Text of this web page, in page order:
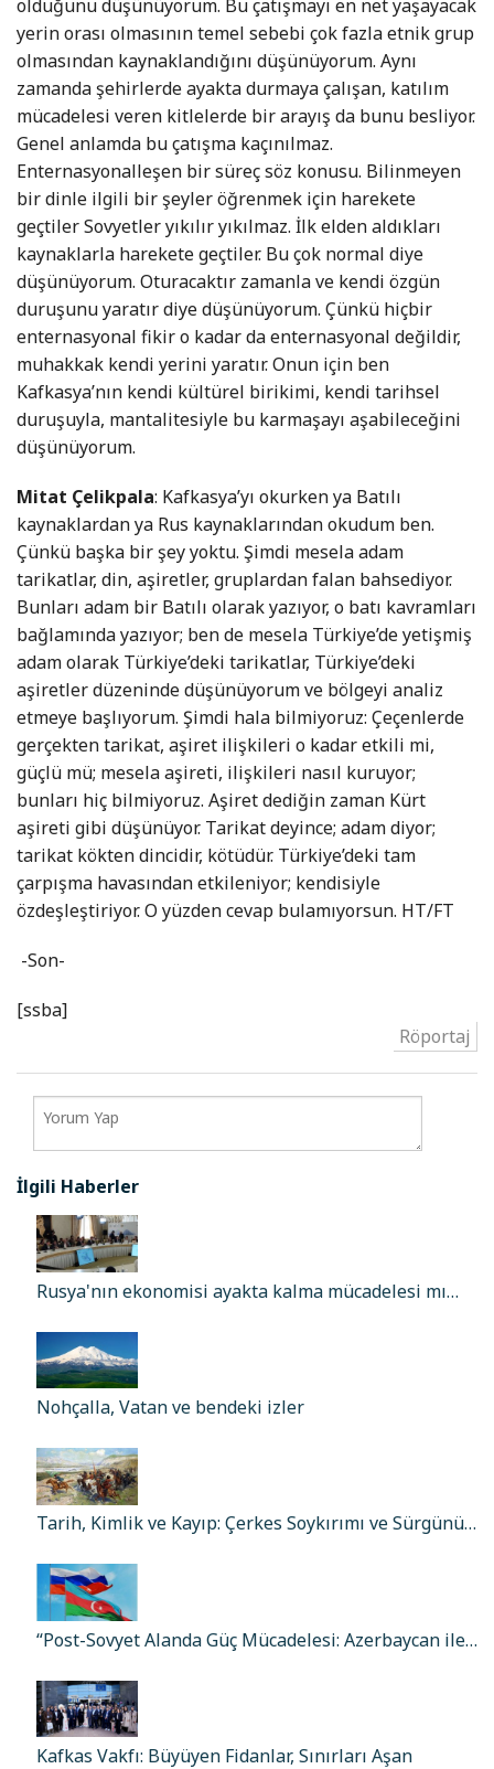
olduğunu düşünüyorum. Bu çatışmayı en net yaşayacak
yerin orası olmasının temel sebebi çok fazla etnik grup
olmasından kaynaklandığını düşünüyorum. Aynı
zamanda şehirlerde ayakta durmaya çalışan, katılım
mücadelesi veren kitlelerde bir arayış da bunu besliyor.
Genel anlamda bu çatışma kaçınılmaz.
Enternasyonalleşen bir süreç söz konusu. Bilinmeyen
bir dinle ilgili bir şeyler öğrenmek için harekete
geçtiler Sovyetler yıkılır yıkılmaz. İlk elden aldıkları
kaynaklarla harekete geçtiler. Bu çok normal diye
düşünüyorum. Oturacaktır zamanla ve kendi özgün
duruşunu yaratır diye düşünüyorum. Çünkü hiçbir
enternasyonal fikir o kadar da enternasyonal değildir,
muhakkak kendi yerini yaratır. Onun için ben
Kafkasya’nın kendi kültürel birikimi, kendi tarihsel
duruşuyla, mantalitesiyle bu karmaşayı aşabileceğini
düşünüyorum.
Mitat Çelikpala: Kafkasya’yı okurken ya Batılı
kaynaklardan ya Rus kaynaklarından okudum ben.
Çünkü başka bir şey yoktu. Şimdi mesela adam
tarikatlar, din, aşiretler, gruplardan falan bahsediyor.
Bunları adam bir Batılı olarak yazıyor, o batı kavramları
bağlamında yazıyor; ben de mesela Türkiye’de yetişmiş
adam olarak Türkiye’deki tarikatlar, Türkiye’deki
aşiretler düzeninde düşünüyorum ve bölgeyi analiz
etmeye başlıyorum. Şimdi hala bilmiyoruz: Çeçenlerde
gerçekten tarikat, aşiret ilişkileri o kadar etkili mi,
güçlü mü; mesela aşireti, ilişkileri nasıl kuruyor;
bunları hiç bilmiyoruz. Aşiret dediğin zaman Kürt
aşireti gibi düşünüyor. Tarikat deyince; adam diyor;
tarikat kökten dincidir, kötüdür. Türkiye’deki tam
çarpışma havasından etkileniyor; kendisiyle
özdeşleştiriyor. O yüzden cevap bulamıyorsun. HT/FT
-Son-
[ssba]
Röportaj
İlgili Haberler
Rusya'nın ekonomisi ayakta kalma mücadelesi mı…
Nohçalla, Vatan ve bendeki izler
Tarih, Kimlik ve Kayıp: Çerkes Soykırımı ve Sürgünü…
“Post-Sovyet Alanda Güç Mücadelesi: Azerbaycan ile…
Kafkas Vakfı: Büyüyen Fidanlar, Sınırları Aşan